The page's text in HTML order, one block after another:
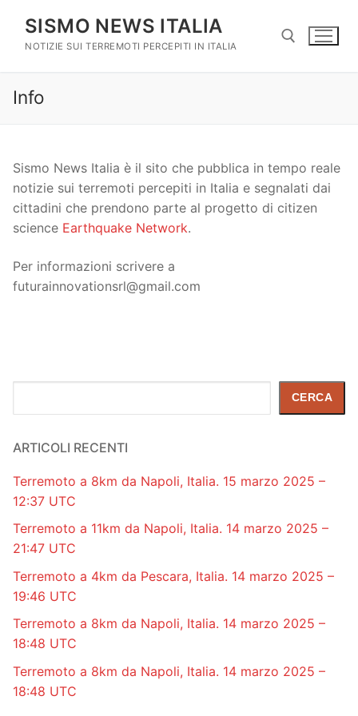
contenuto
SISMO NEWS ITALIA
NOTIZIE SUI TERREMOTI PERCEPITI IN ITALIA
Info
Sismo News Italia è il sito che pubblica in tempo reale
notizie sui terremoti percepiti in Italia e segnalati dai
cittadini che prendono parte al progetto di citizen
science Earthquake Network.
Per informazioni scrivere a
futurainnovationsrl@gmail.com
CERCA
ARTICOLI RECENTI
Terremoto a 8km da Napoli, Italia. 15 marzo 2025 –
12:37 UTC
Terremoto a 11km da Napoli, Italia. 14 marzo 2025 –
21:47 UTC
Terremoto a 4km da Pescara, Italia. 14 marzo 2025 –
19:46 UTC
Terremoto a 8km da Napoli, Italia. 14 marzo 2025 –
18:48 UTC
Terremoto a 8km da Napoli, Italia. 14 marzo 2025 –
18:48 UTC